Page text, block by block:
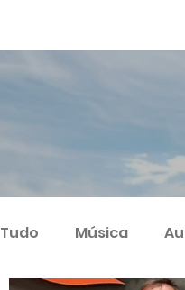
Tudo Música